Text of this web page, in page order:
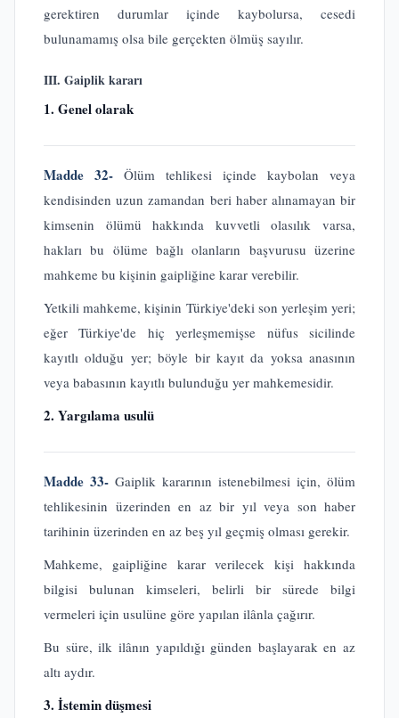
gerektiren durumlar içinde kaybolursa, cesedi
bulunamamış olsa bile gerçekten ölmüş sayılır.
III. Gaiplik kararı
1. Genel olarak
Madde 32- Ölüm tehlikesi içinde kaybolan veya
kendisinden uzun zamandan beri haber alınamayan bir
kimsenin ölümü hakkında kuvvetli olasılık varsa,
hakları bu ölüme bağlı olanların başvurusu üzerine
mahkeme bu kişinin gaipliğine karar verebilir.
Yetkili mahkeme, kişinin Türkiye'deki son yerleşim yeri;
eğer Türkiye'de hiç yerleşmemişse nüfus sicilinde
kayıtlı olduğu yer; böyle bir kayıt da yoksa anasının
veya babasının kayıtlı bulunduğu yer mahkemesidir.
2. Yargılama usulü
Madde 33- Gaiplik kararının istenebilmesi için, ölüm
tehlikesinin üzerinden en az bir yıl veya son haber
tarihinin üzerinden en az beş yıl geçmiş olması gerekir.
Mahkeme, gaipliğine karar verilecek kişi hakkında
bilgisi bulunan kimseleri, belirli bir sürede bilgi
vermeleri için usulüne göre yapılan ilânla çağırır.
Bu süre, ilk ilânın yapıldığı günden başlayarak en az
altı aydır.
3. İstemin düşmesi